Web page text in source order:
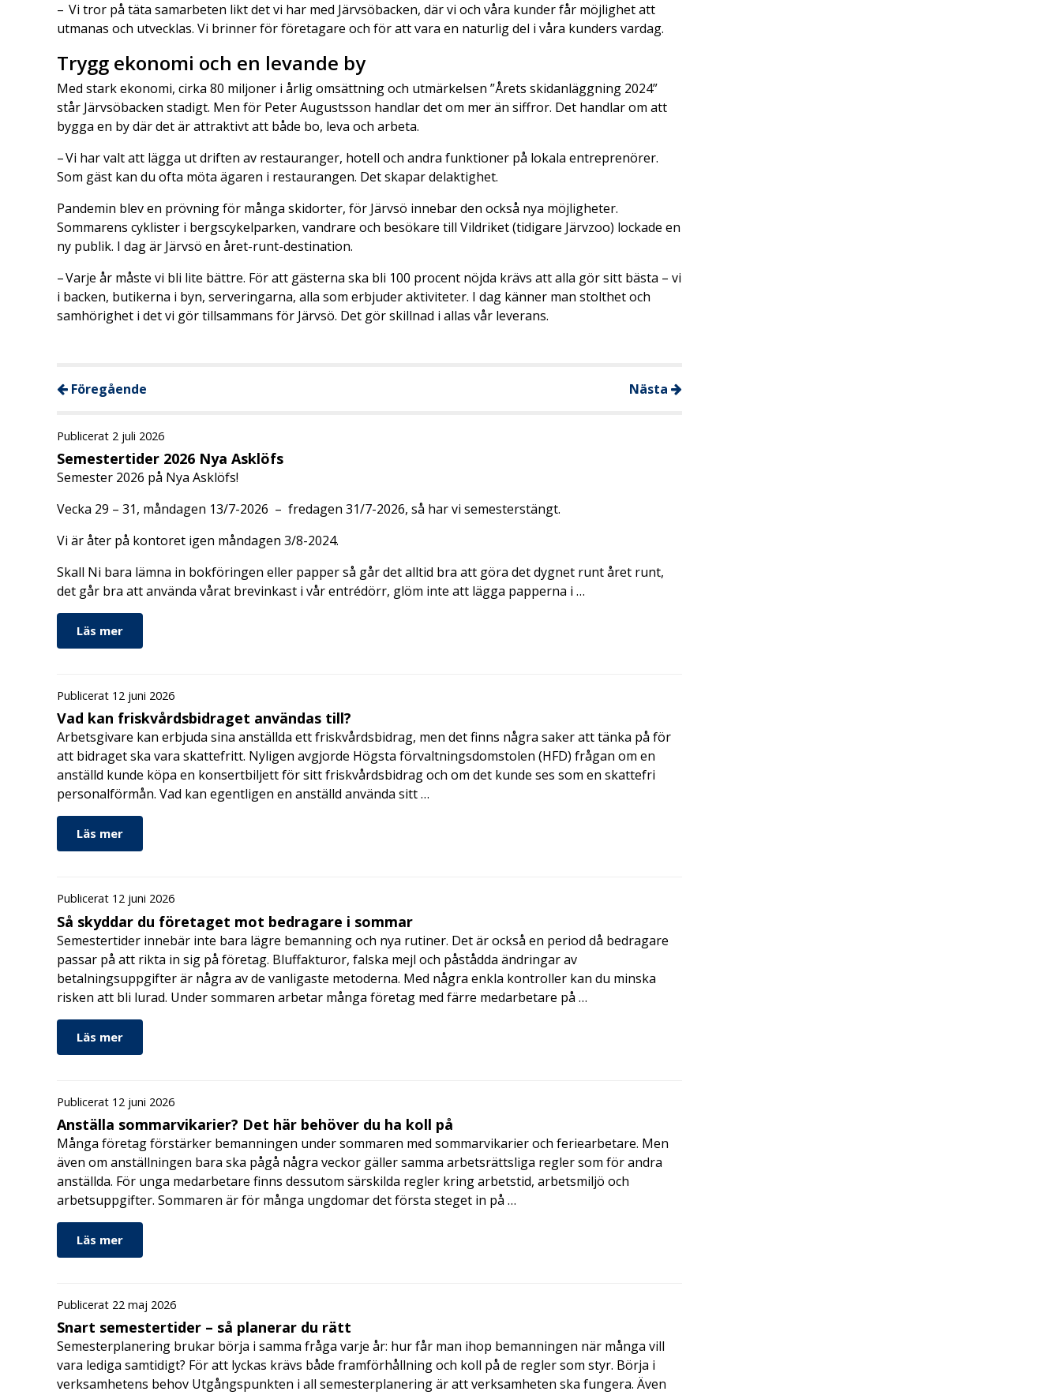
– Vi tror på täta samarbeten likt det vi har med Järvsöbacken, där vi och våra kunder får möjlighet att
utmanas och utvecklas. Vi brinner för företagare och för att vara en naturlig del i våra kunders vardag.
Trygg ekonomi och en levande by
Med stark ekonomi, cirka 80 miljoner i årlig omsättning och utmärkelsen ”Årets skidanläggning 2024”
står Järvsöbacken stadigt. Men för Peter Augustsson handlar det om mer än siffror. Det handlar om att
bygga en by där det är attraktivt att både bo, leva och arbeta.
– Vi har valt att lägga ut driften av restauranger, hotell och andra funktioner på lokala entreprenörer.
Som gäst kan du ofta möta ägaren i restaurangen. Det skapar delaktighet.
Pandemin blev en prövning för många skidorter, för Järvsö innebar den också nya möjligheter.
Sommarens cyklister i bergscykelparken, vandrare och besökare till Vildriket (tidigare Järvzoo) lockade en
ny publik. I dag är Järvsö en året-runt-destination.
– Varje år måste vi bli lite bättre. För att gästerna ska bli 100 procent nöjda krävs att alla gör sitt bästa – vi
i backen, butikerna i byn, serveringarna, alla som erbjuder aktiviteter. I dag känner man stolthet och
samhörighet i det vi gör tillsammans för Järvsö. Det gör skillnad i allas vår leverans.
Föregående Nästa
Publicerat 2 juli 2026
Semestertider 2026 Nya Asklöfs
Semester 2026 på Nya Asklöfs!
Vecka 29 – 31, måndagen 13/7-2026 – fredagen 31/7-2026, så har vi semesterstängt.
Vi är åter på kontoret igen måndagen 3/8-2024.
Skall Ni bara lämna in bokföringen eller papper så går det alltid bra att göra det dygnet runt året runt,
det går bra att använda vårat brevinkast i vår entrédörr, glöm inte att lägga papperna i …
Läs mer
Publicerat 12 juni 2026
Vad kan friskvårdsbidraget användas till?
Arbetsgivare kan erbjuda sina anställda ett friskvårdsbidrag, men det finns några saker att tänka på för
att bidraget ska vara skattefritt. Nyligen avgjorde Högsta förvaltningsdomstolen (HFD) frågan om en
anställd kunde köpa en konsertbiljett för sitt friskvårdsbidrag och om det kunde ses som en skattefri
personalförmån. Vad kan egentligen en anställd använda sitt …
Läs mer
Publicerat 12 juni 2026
Så skyddar du företaget mot bedragare i sommar
Semestertider innebär inte bara lägre bemanning och nya rutiner. Det är också en period då bedragare
passar på att rikta in sig på företag. Bluffakturor, falska mejl och påstådda ändringar av
betalningsuppgifter är några av de vanligaste metoderna. Med några enkla kontroller kan du minska
risken att bli lurad. Under sommaren arbetar många företag med färre medarbetare på …
Läs mer
Publicerat 12 juni 2026
Anställa sommarvikarier? Det här behöver du ha koll på
Många företag förstärker bemanningen under sommaren med sommarvikarier och feriearbetare. Men
även om anställningen bara ska pågå några veckor gäller samma arbetsrättsliga regler som för andra
anställda. För unga medarbetare finns dessutom särskilda regler kring arbetstid, arbetsmiljö och
arbetsuppgifter. Sommaren är för många ungdomar det första steget in på …
Läs mer
Publicerat 22 maj 2026
Snart semestertider – så planerar du rätt
Semesterplanering brukar börja i samma fråga varje år: hur får man ihop bemanningen när många vill
vara lediga samtidigt? För att lyckas krävs både framförhållning och koll på de regler som styr. Börja i
verksamhetens behov Utgångspunkten i all semesterplanering är att verksamheten ska fungera. Även